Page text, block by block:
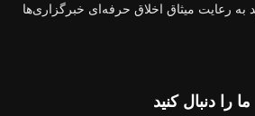
به رعایت میثاق اخلاق حرفه‌ای خبرگزاری‌ها
ما را دنبال کنید